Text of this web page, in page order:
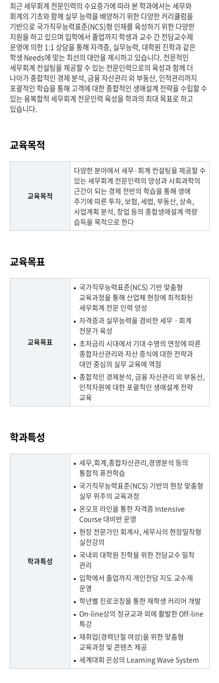
최근 세무회계 전문인력의 수요증가에 따라 본 학과에서는 세무와
회계의 기초와 함께 실무 능력을 배양하기 위한 다양한 커리큘럼을
기반으로 국가직무능력표준(NCS)형 인재를 육성하기 위한 다양한
지원을 하고 있으며 입학에서 졸업까지 학생과 교수 간 전담교수제
운영에 의한 1:1 상담을 통해 자격증, 실무능력, 대학원 진학과 같은
학생 Needs에 맞는 최선의 대안을 제시하고 있습니다. 전문적인
세무회계 컨설팅을 제공할 수 있는 전문인력으로의 육성과 함께 더
나아가 종합적인 경제 분석, 금융 자산관리 외 부동산, 인적관리까지
포괄적인 학습을 통해 고객에 대한 종합적인 생애설계 전략을 수립할 수
있는 융복합적 세무회계 전문인력 육성을 학과의 최대 목표로 하고
있습니다.
교육목적
교육목적
다양한 분야에서 세무·회계 컨설팅을 제공할 수
있는 세무회계 전문인력의 양성과 사회과학의
근간이 되는 경제 전반의 학습을 통해 생애
주기에 따른 투자, 보험, 세법, 부동산, 상속,
사업계획 분석, 창업 등의 종합생애설계 역량
습득을 목적으로 한다
교육목표
교육목표
국가직무능력표준(NCS) 기반 맞춤형
교육과정을 통해 산업체 현장에 최적화된
세무회계 전문 인력 양성
자격증과 실무능력을 겸비한 세무ㆍ회계
전문가 육성
초저금리 시대에서 기대 수명의 연장에 따른
종합자산관리와 자산 증식에 대한 전략과
대안 중심의 실무 교육에 역점
종합적인 경제분석, 금융 자산관리 외 부동산,
인적자원에 대한 포괄적인 생애설계 전략
교육
학과특성
학과특성
세무,회계,종합자산관리,경영분석 등의
통합적 퓨전학습
국가직무능력표준(NCS) 기반의 현장 맞춤형
실무 위주의 교육과정
온오프 라인을 통한 자격증 Intensive
Course 대비반 운영
현장 전문가인 회계사, 세무사의 현장밀착형
실전강의
국내외 대학원 진학을 위한 전담교수 밀착
관리
입학에서 졸업까지 개인전담 지도 교수제
운영
학년별 진로코칭을 통한 재학생 커리어 개발
On-line상의 정규교과 외에 활발한 Off-line
특강
재취업(경력단절 여성)을 위한 맞춤형
교육과정 및 콘텐츠 제공
세계대회 은상의 Learning Wave System